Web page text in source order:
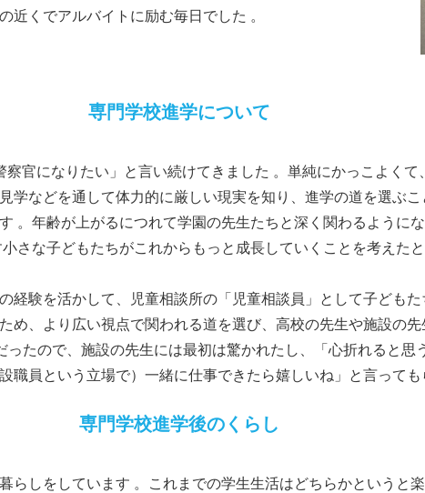
近くでアルバイトに励む毎日でした 。
専門学校進学について
官になりたい」と言い続けてきました 。単純にかっこよく
学などを通して体力的に厳しい現実を知り、進学の道を選ぶこ
。年齢が上がるにつれて学園の先生たちと深く関わるように
さな子どもたちがこれからもっと成長していくことを考えた
経験を活かして、児童相談所の「児童相談員」として子ども
め、より広い視点で関われる道を選び、高校の先生や施設の
ったので、施設の先生には最初は驚かれたし、「心折れると思
職員という立場で）一緒に仕事できたら嬉しいね」と言っても
専門学校進学後のくらし
らしをしています 。これまでの学生生活はどちらかというと